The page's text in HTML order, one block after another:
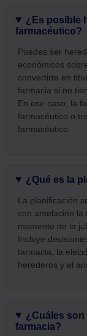
¿Es posible
farmacéutico?
Puedes ser
económicos
convertirte en
farmacia si no
En ese caso, la
farmacéutico o
farmacéutico.
¿Qué es la
La planificación
con antelación la
momento de la
Incluye
farmacia, la
herederos y el
¿Cuáles
farmacia?